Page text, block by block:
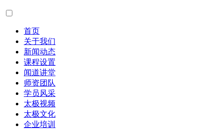
首页
关于我们
新闻动态
课程设置
闻道讲堂
师资团队
学员风采
太极视频
太极文化
企业培训